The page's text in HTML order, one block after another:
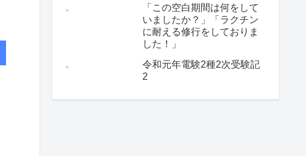
「この空白期間は何をして
いましたか？」「ラクチン
に耐える修行をしておりま
した！」
令和元年電験2種2次受験記
2